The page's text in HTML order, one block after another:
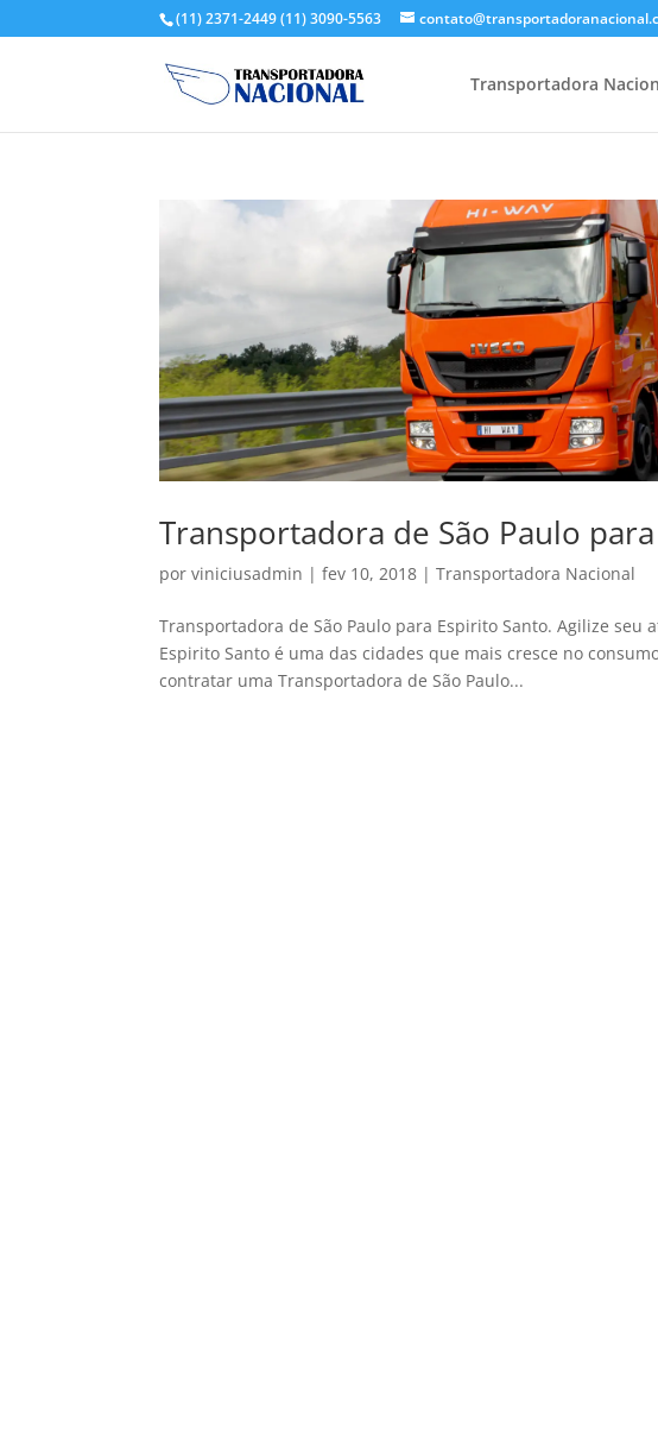
(11) 2371-2449(11) 3090-5563
Transportadora
Transportadora de São Paulo
porviniciusadmin |fev 10, 2018 |Transportadora Nacional
Transportadora de São Paulo para Espirito Santo. Agilize seu
Espirito Santo é uma das cidades que mais cresce no
contratar uma Transportadora de São Paulo...